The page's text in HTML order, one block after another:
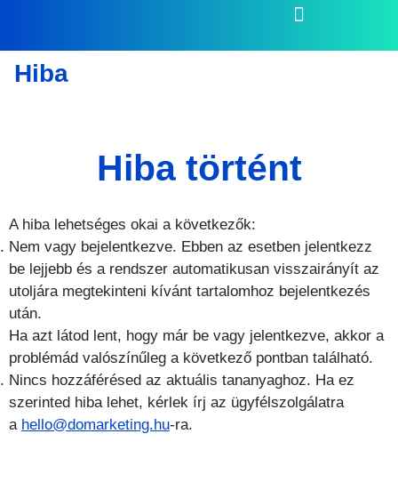
Hiba
Hiba történt
A hiba lehetséges okai a következők:
Nem vagy bejelentkezve. Ebben az esetben jelentkezz
be lejjebb és a rendszer automatikusan visszairányít az
utoljára megtekinteni kívánt tartalomhoz bejelentkezés
után.
Ha azt látod lent, hogy már be vagy jelentkezve, akkor a
problémád valószínűleg a következő pontban található.
Nincs hozzáférésed az aktuális tananyaghoz. Ha ez
szerinted hiba lehet, kérlek írj az ügyfélszolgálatra
a hello@domarketing.hu-ra.